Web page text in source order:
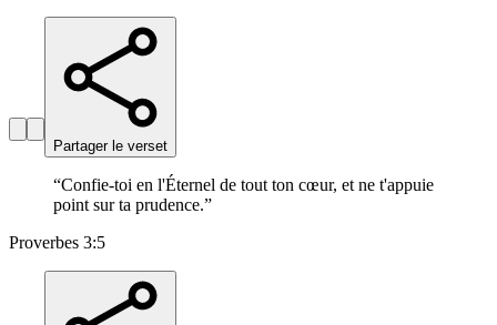
Partager le verset
“Confie-toi en l'Éternel de tout ton cœur, et ne t'appuie
point sur ta prudence.”
Proverbes 3:5